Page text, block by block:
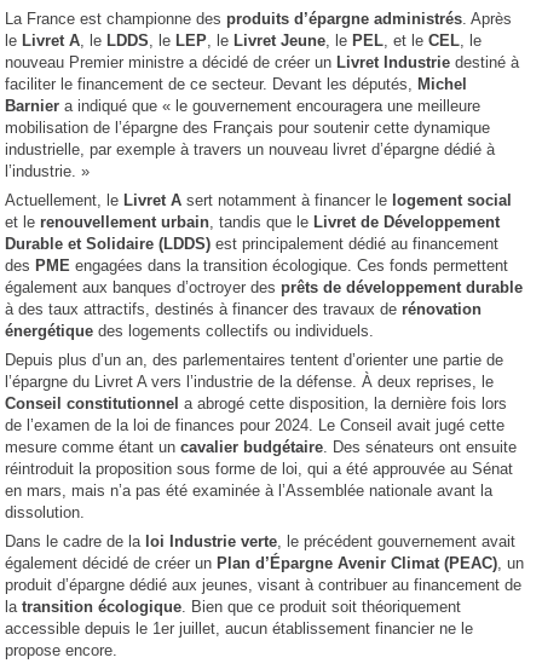
La France est championne des produits d’épargne administrés. Après
le Livret A, le LDDS, le LEP, le Livret Jeune, le PEL, et leCEL, le
nouveau Premier ministre a décidé de créer un Livret Industrie destiné à
faciliter le financement de ce secteur. Devant les députés, Michel
Barnier a indiqué que « le gouvernement encouragera une meilleure
mobilisation de l’épargne des Français pour soutenir cette dynamique
industrielle, par exemple à travers un nouveau livret d’épargne dédié à
l’industrie. »
Actuellement, le Livret A sert notamment à financer le logement social
et le renouvellement urbain, tandis que le Livret de Développement
Durable et Solidaire (LDDS) est principalement dédié au financement
des PME engagées dans la transition écologique. Ces fonds permettent
également aux banques d’octroyer des prêts de développement durable
à des taux attractifs, destinés à financer des travaux de rénovation
énergétique des logements collectifs ou individuels.
Depuis plus d’un an, des parlementaires tentent d’orienter une partie de
l’épargne du Livret A vers l’industrie de la défense. À deux reprises, le
Conseil constitutionnel a abrogé cette disposition, la dernière fois lors
de l’examen de la loi de finances pour 2024. Le Conseil avait jugé cette
mesure comme étant uncavalier budgétaire. Des sénateurs ont ensuite
réintroduit la proposition sous forme de loi, qui a été approuvée au Sénat
en mars, mais n’a pas été examinée à l’Assemblée nationale avant la
dissolution.
Dans le cadre de la loi Industrie verte, le précédent gouvernement avait
également décidé de créer un Plan d’Épargne Avenir Climat (PEAC), un
produit d’épargne dédié aux jeunes, visant à contribuer au financement de
latransition écologique. Bien que ce produit soit théoriquement
accessible depuis le 1er juillet, aucun établissement financier ne le
propose encore.